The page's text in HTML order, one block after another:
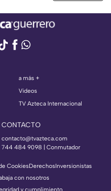
a más +
Videos
TV Azteca Internacional
CONTACTO
contacto@tvazteca.com
744 484 9098 | Conmutador
CookiesDerechosInversionistas
con nosotros